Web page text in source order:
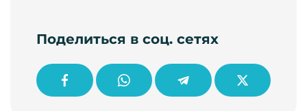
Поделиться в соц. сетях